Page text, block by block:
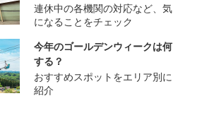
連休中の各機関の対応など、気
になることをチェック
今年のゴールデンウィークは何
する？
おすすめスポットをエリア別に
紹介